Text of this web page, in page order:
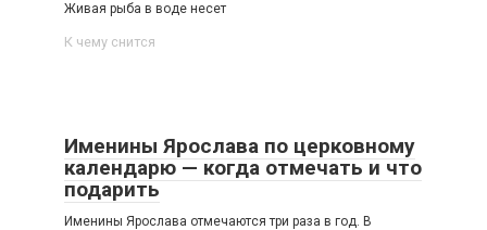
Живая рыба в воде несет
К чему снится
Именины Ярослава по церковному
календарю — когда отмечать и что
подарить
Именины Ярослава отмечаются три раза в год. В